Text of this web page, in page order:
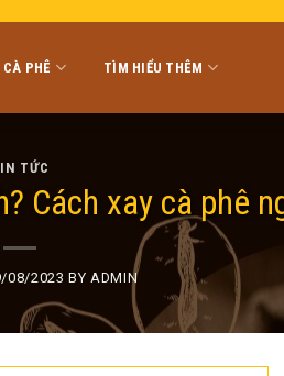
CÀ PHÊ TÌM HIỂU THÊM
TỨC
Cách xay cà phê
08/2023 BYADMIN